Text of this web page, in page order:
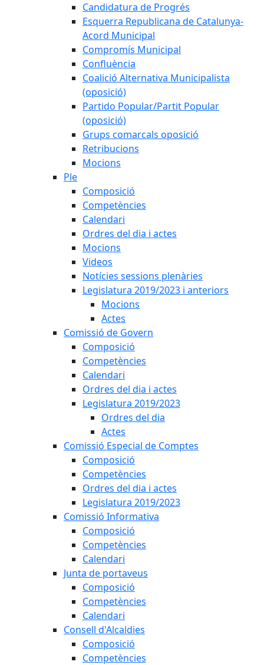
Candidatura de Progrés
Esquerra Republicana de Catalunya-
Acord Municipal
Compromís Municipal
Confluència
Coalició Alternativa Municipalista
(oposició)
Partido Popular/Partit Popular
(oposició)
Grups comarcals oposició
Retribucions
Mocions
Ple
Composició
Competències
Calendari
Ordres del dia i actes
Mocions
Videos
Notícies sessions plenàries
Legislatura 2019/2023 i anteriors
Mocions
Actes
Comissió de Govern
Composició
Competències
Calendari
Ordres del dia i actes
Legislatura 2019/2023
Ordres del dia
Actes
Comissió Especial de Comptes
Composició
Competències
Ordres del dia i actes
Legislatura 2019/2023
Comissió Informativa
Composició
Competències
Calendari
Junta de portaveus
Composició
Competències
Calendari
Consell d'Alcaldies
Composició
Competències